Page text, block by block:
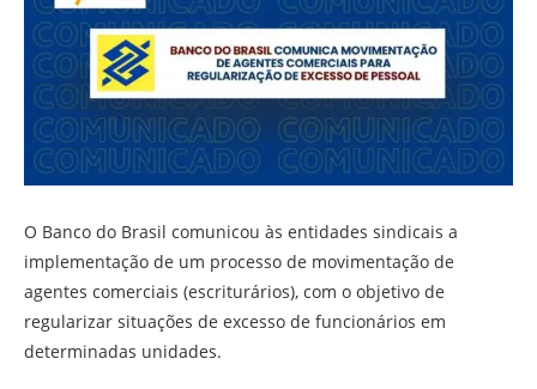
O Banco do Brasil comunicou às entidades sindicais a
implementação de um processo de movimentação de
agentes comerciais (escriturários), com o objetivo de
regularizar situações de excesso de funcionários em
determinadas unidades.